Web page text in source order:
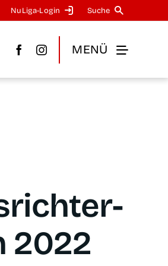
NuLi­­ga-Log­in Suche
MENÜ
2022